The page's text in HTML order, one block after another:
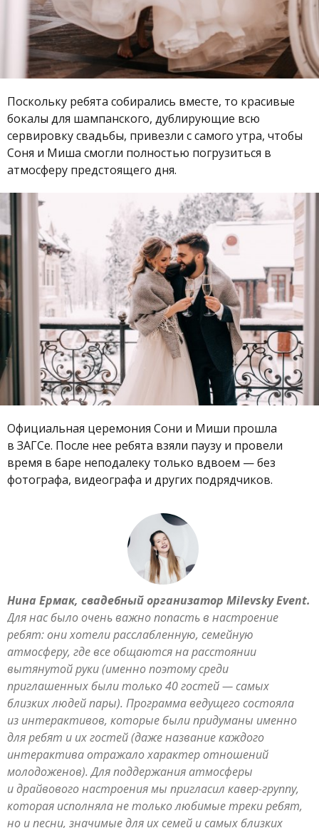
Поскольку ребята собирались вместе, то красивые
бокалы для шампанского, дублирующие всю
сервировку свадьбы, привезли с самого утра, чтобы
Соня и Миша смогли полностью погрузиться в
атмосферу предстоящего дня.
Официальная церемония Сони и Миши прошла
в ЗАГСе. После нее ребята взяли паузу и провели
время в баре неподалеку только вдвоем — без
фотографа, видеографа и других подрядчиков.
Нина Ермак, свадебный организатор Milevsky Event.
Для нас было очень важно попасть в настроение
ребят: они хотели расслабленную, семейную
атмосферу, где все общаются на расстоянии
вытянутой руки (именно поэтому среди
приглашенных были только 40 гостей — самых
близких людей пары). Программа ведущего состояла
из интерактивов, которые были придуманы именно
для ребят и их гостей (даже название каждого
интерактива отражало характер отношений
молодоженов). Для поддержания атмосферы
и драйвового настроения мы пригласил кавер-группу,
которая исполняла не только любимые треки ребят,
но и песни, значимые для их семей и самых близких